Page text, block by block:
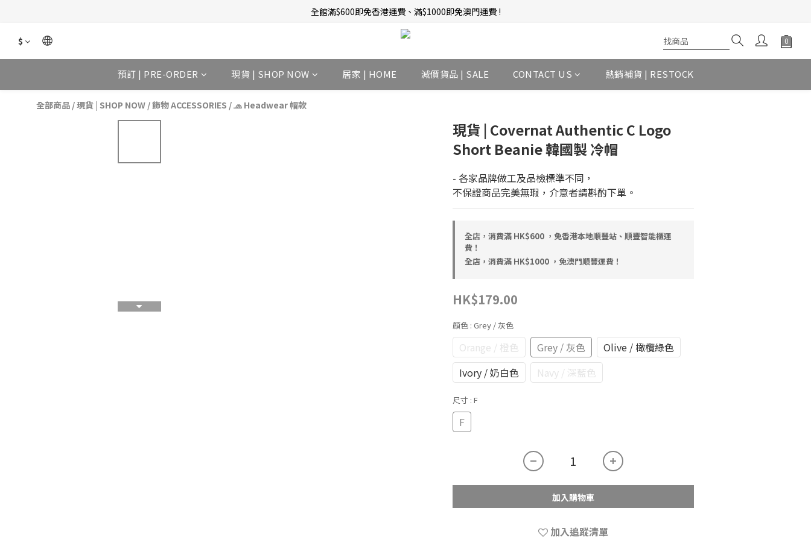
新會員招募中 | 即送 $12 購物金當錢使！
全館滿$600即免香港運費、滿$1000即免澳門運費 !
訂單完成後14天內圖文評價，即贈$10無限期購物金當錢使！
$
預訂 | PRE-ORDER 現貨 | SHOP NOW 居家 | HOME 減價貨品 | SALE CONTACT US 熱銷補貨 | RESTOCK
全部商品 /現貨 | SHOP NOW /飾物 ACCESSORIES /🧢 Headwear 帽款
現貨 | Covernat Authentic C Logo
Short Beanie 韓國製 冷帽
- 各家品牌做工及品檢標準不同，
不保證商品完美無瑕，介意者請斟酌下單。
全店，消費滿 HK$600 ，免香港本地順豐站、順豐智能櫃運
費！
全店，消費滿 HK$1000 ，免澳門順豐運費！
HK$179.00
顏色 : Grey / 灰色
Orange / 橙色 Grey / 灰色
Olive / 橄欖綠色
Ivory / 奶白色
Navy / 深藍色
尺寸 : F
F
加入購物車
加入追蹤清單